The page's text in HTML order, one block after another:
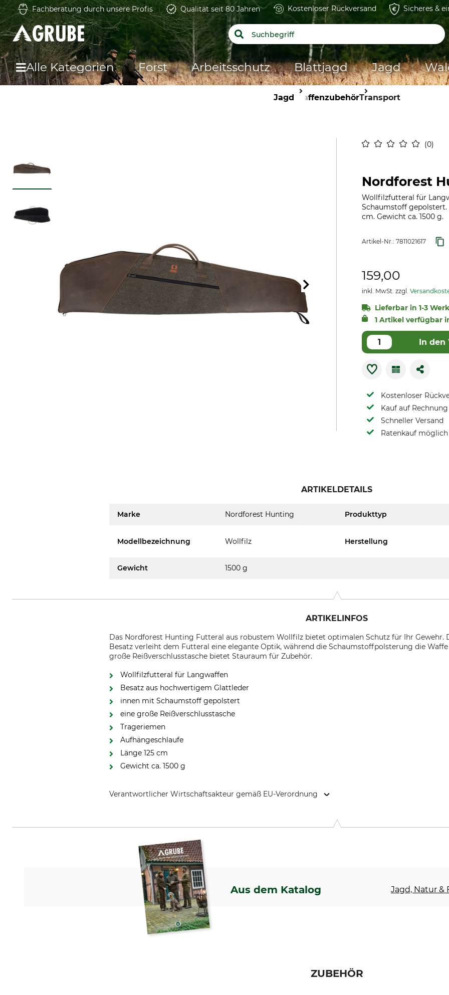
Fachberatung durch unsere Profis Qualität seit 80 Jahren Kostenloser Rückversand Sicheres &
Alle Kategorien Forst Arbeitsschutz Blattjagd Jagd
Jagd WaffenzubehörTransport
0
Nordforest
Wollfilzfutteral für
Schaumstoff gepolstert.
cm. Gewicht ca. 1500 g.
Artikel-Nr.: 7811021617
159,00
inkl. MwSt. zzgl.
Lieferbar in 1-3
1 Artikel verfügbar
In den
Kostenloser
Kauf auf
Schneller Versand
Ratenkauf möglich
ARTIKELDETAILS
Marke Nordforest Hunting Produkttyp
Modellbezeichnung Wollfilz Herstellung
Gewicht 1500 g
ARTIKELINFOS
Das Nordforest Hunting Futteral aus robustem Wollfilz bietet optimalen Schutz für Ihr Gewehr.
Besatz verleiht dem Futteral eine elegante Optik, während die Schaumstoffpolsterung die
große Reißverschlusstasche bietet Stauraum für Zubehör.
Wollfilzfutteral für Langwaffen
Besatz aus hochwertigem Glattleder
innen mit Schaumstoff gepolstert
eine große Reißverschlusstasche
Trageriemen
Aufhängeschlaufe
Länge 125 cm
Gewicht ca. 1500 g
Verantwortlicher Wirtschaftsakteur gemäß EU-Verordnung
Aus dem Katalog Jagd, Natur &
ZUBEHÖR